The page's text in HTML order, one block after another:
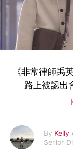
《非常律師禹
路上被認出
By Kelly
Senior